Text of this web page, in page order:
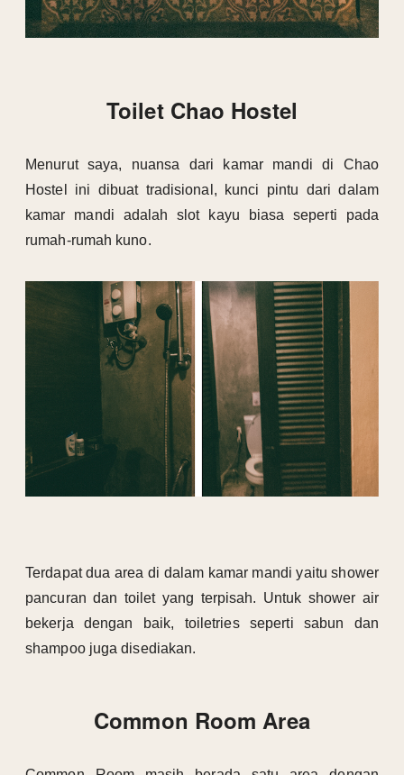
Toilet Chao Hostel
Menurut saya, nuansa dari kamar mandi di Chao
Hostel ini dibuat tradisional, kunci pintu dari dalam
kamar mandi adalah slot kayu biasa seperti pada
rumah-rumah kuno.
Terdapat dua area di dalam kamar mandi yaitu shower
pancuran dan toilet yang terpisah. Untuk shower air
bekerja dengan baik, toiletries seperti sabun dan
shampoo juga disediakan.
Common Room Area